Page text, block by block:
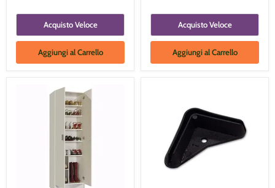
Acquisto Veloce
Aggiungi al Carrello
Acquisto Veloce
Aggiungi al Carrello